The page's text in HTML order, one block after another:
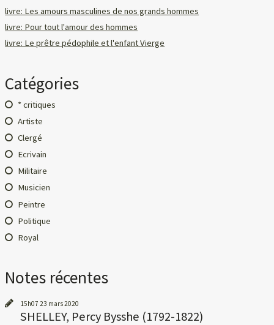
livre: Les amours masculines de nos grands hommes
livre: Pour tout l'amour des hommes
livre: Le prêtre pédophile et l'enfant Vierge
Catégories
* critiques
Artiste
Clergé
Ecrivain
Militaire
Musicien
Peintre
Politique
Royal
Notes récentes
15h07 23 mars 2020
SHELLEY, Percy Bysshe (1792-1822)